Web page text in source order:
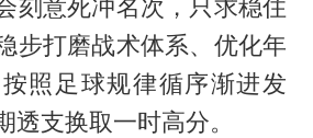
刻意死冲名次，只求稳住
步打磨战术体系、优化年
照足球规律循序渐进发
透支换取一时高分。